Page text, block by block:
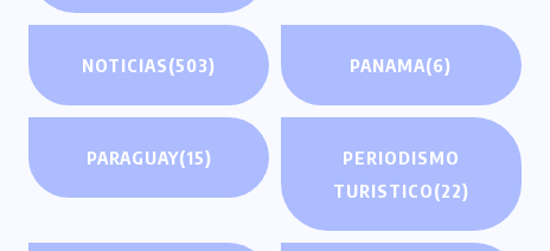
NOTICIAS(503) PANAMA(6)
PARAGUAY(15)
PERIODISMO
TURISTICO(22)